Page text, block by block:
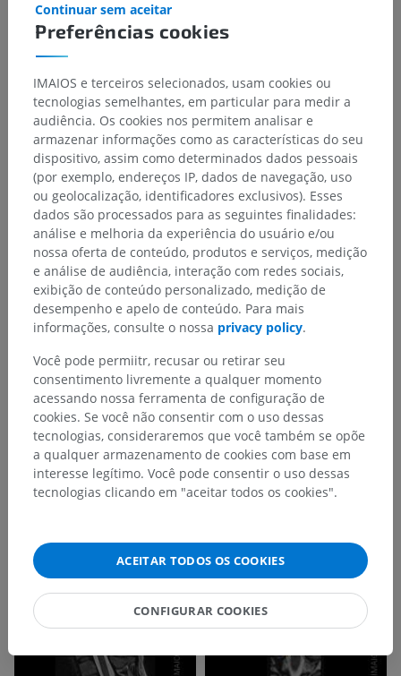
Preferências cookies
Continuar sem aceitar
IMAIOS e terceiros selecionados, usam cookies ou
tecnologias semelhantes, em particular para medir a
audiência. Os cookies nos permitem analisar e
armazenar informações como as características do seu
dispositivo, assim como determinados dados pessoais
(por exemplo, endereços IP, dados de navegação, uso
ou geolocalização, identificadores exclusivos). Esses
dados são processados para as seguintes finalidades:
análise e melhoria da experiência do usuário e/ou
nossa oferta de conteúdo, produtos e serviços, medição
e análise de audiência, interação com redes sociais,
exibição de conteúdo personalizado, medição de
desempenho e apelo de conteúdo. Para mais
informações, consulte o nossa privacy policy.
Você pode permiitr, recusar ou retirar seu
consentimento livremente a qualquer momento
acessando nossa ferramenta de configuração de
cookies. Se você não consentir com o uso dessas
tecnologias, consideraremos que você também se opõe
a qualquer armazenamento de cookies com base em
interesse legítimo. Você pode consentir o uso dessas
tecnologias clicando em "aceitar todos os cookies".
ACEITAR TODOS OS COOKIES
CONFIGURAR COOKIES